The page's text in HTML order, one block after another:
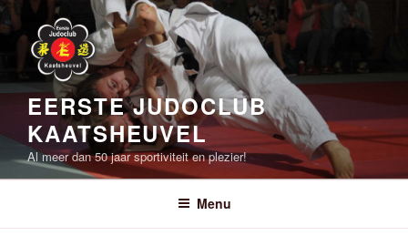
Ga
naar
inhoud
EERSTE JUDOCLUB
KAATSHEUVEL
Al meer dan 50 jaar sportiviteit en plezier!
Menu